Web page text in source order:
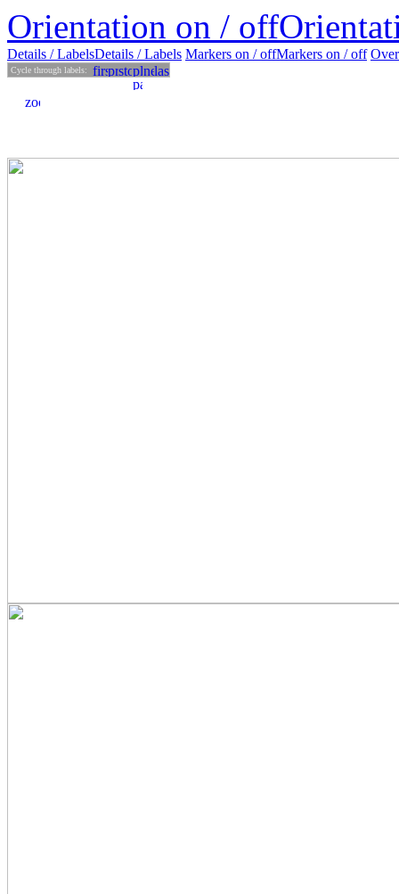
Orientation on / off
Details / LabelsDetails /Labels Markers on /offMarkers on / off
Cycle through labels: